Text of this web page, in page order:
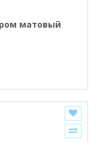
матовый